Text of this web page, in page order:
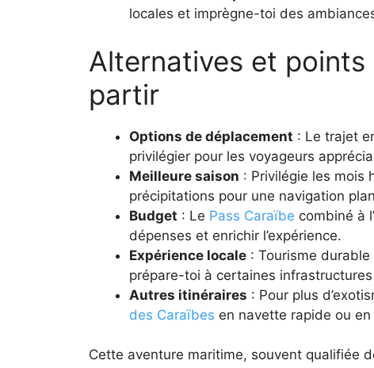
locales et imprègne-toi des
Alternatives et
partir
Options de déplacement : Le trajet
privilégier pour les voyageurs
Meilleure saison : Privilégie les mois
précipitations pour une navigation
Budget : Le Pass Caraïbe combiné à
dépenses et enrichir l’expérience.
Expérience locale : Tourisme
prépare-toi à certaines
Autres itinéraires : Pour plus
des Caraïbes en navette rapide ou
Cette aventure maritime, souvent qualifiée